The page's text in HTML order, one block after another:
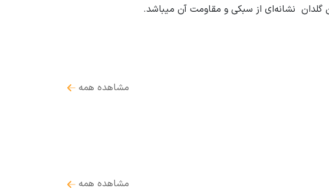
نشانه‌ای از سبکی و مقاومت آن میباشد.
مشاهده همه
مشاهده همه